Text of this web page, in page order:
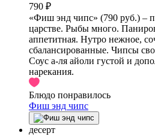
790 ₽
«Фиш энд чипс» (790 руб.) –
царстве. Рыбы много.
аппетитная. Нутро нежное,
сбалансированные. Чипсы
Соус а-ля айоли густой и
нарекания.
Блюдо понравилось
Фиш энд чипс
десерт